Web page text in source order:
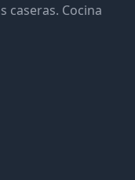
caseras. Cocina